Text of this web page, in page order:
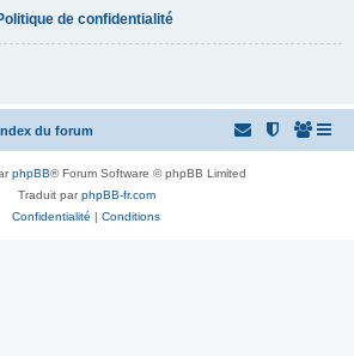
de confidentialité
du forum
phpBB® Forum Software © phpBB Limited
Traduit parphpBB-fr.com
Confidentialité | Conditions